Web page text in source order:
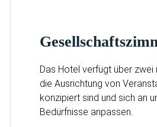
Das Hotel verfügt über
die Ausrichtung von
konzipiert sind und sich an
Bedürfnisse anpassen.